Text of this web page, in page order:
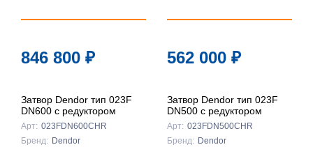
846 800 ₽
Затвор Dendor тип 023F
DN600 с редуктором
Арт: 023FDN600CHR
Бренд: Dendor
562 000 ₽
Затвор Dendor тип 023F
DN500 с редуктором
Арт: 023FDN500CHR
Бренд: Dendor